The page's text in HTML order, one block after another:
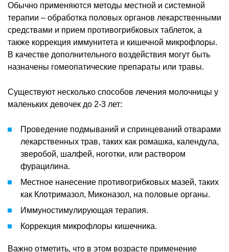
Обычно применяются методы местной и системной
терапии – обработка половых органов лекарственными
средствами и прием противогрибковых таблеток, а
также коррекция иммунитета и кишечной микрофлоры.
В качестве дополнительного воздействия могут быть
назначены гомеопатические препараты или травы.
Существуют несколько способов лечения молочницы у
маленьких девочек до 2-3 лет:
Проведение подмываний и спринцеваний отварами
лекарственных трав, таких как ромашка, календула,
зверобой, шалфей, ноготки, или раствором
фурацилина.
Местное нанесение противогрибковых мазей, таких
как Клотримазол, Миконазол, на половые органы.
Иммуностимулирующая терапия.
Коррекция микрофлоры кишечника.
Важно отметить, что в этом возрасте применение